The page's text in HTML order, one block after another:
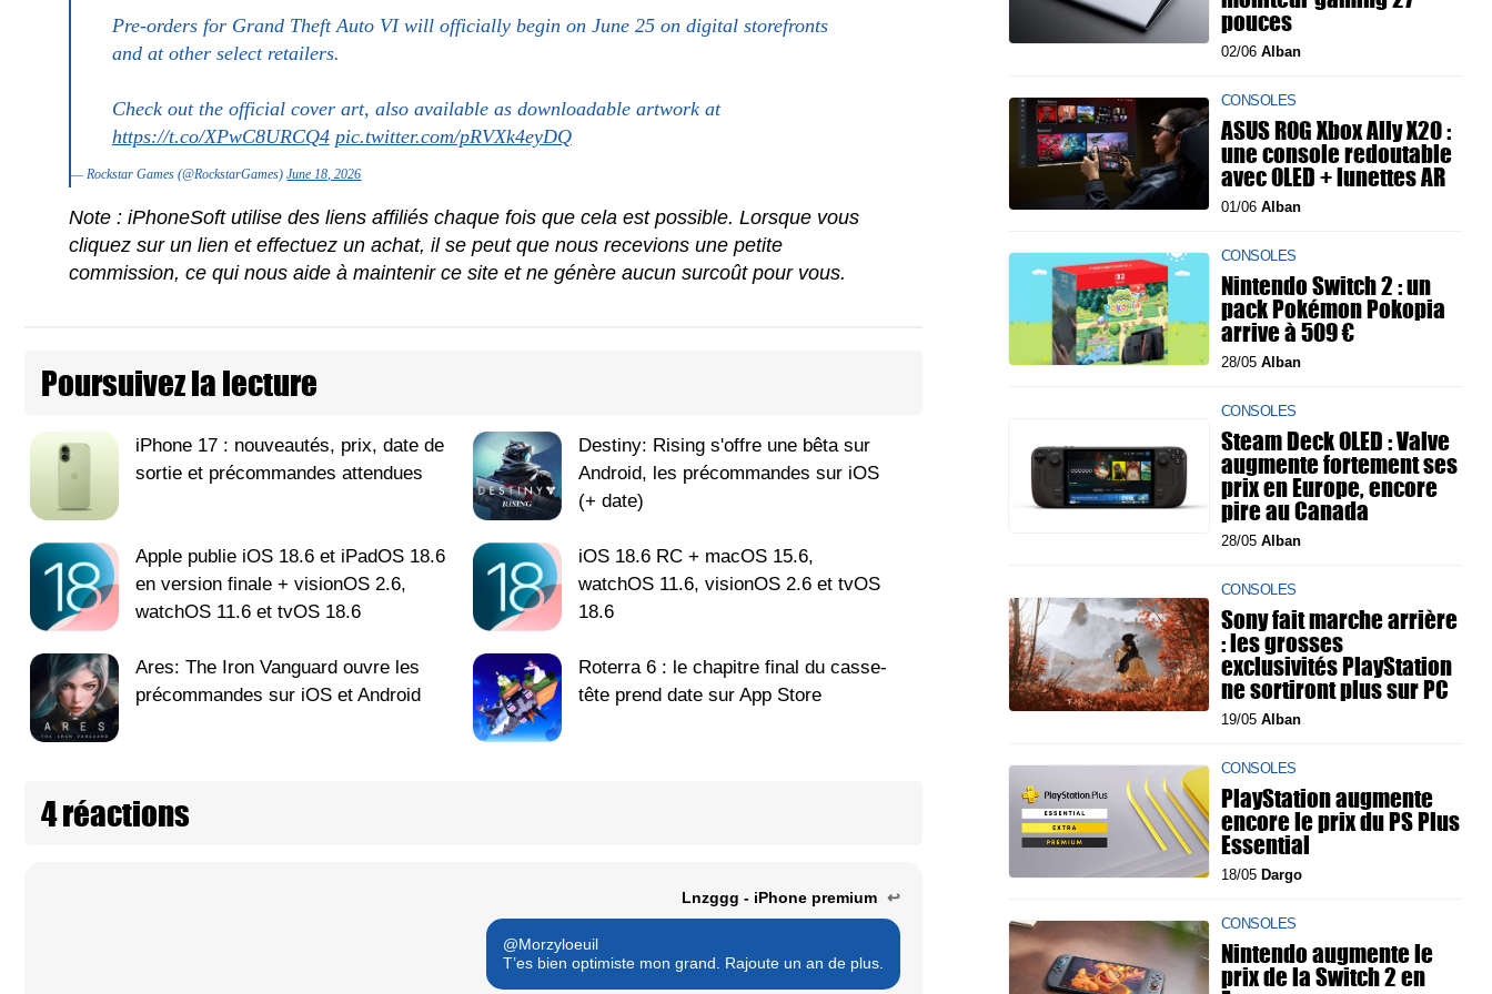
Pre-orders for Grand Theft Auto VI will officially begin on June 25 on digital storefronts
and at other select retailers.
Check out the official cover art, also available as downloadable artwork at
https://t.co/XPwC8URCQ4 pic.twitter.com/pRVXk4eyDQ
— Rockstar Games (@RockstarGames)June 18, 2026
Note : iPhoneSoft utilise des liens affiliés chaque fois que cela est possible. Lorsque vous
cliquez sur un lien et effectuez un achat, il se peut que nous recevions une petite
commission, ce qui nous aide à maintenir ce site et ne génère aucun surcoût pour vous.
Poursuivez la lecture
iPhone 17 : nouveautés, prix, date de
sortie et précommandes attendues
Destiny: Rising s'offre une bêta sur
Android, les précommandes sur iOS
(+ date)
Apple publie iOS 18.6 et iPadOS 18.6
en version finale + visionOS 2.6,
watchOS 11.6 et tvOS 18.6
iOS 18.6 RC + macOS 15.6,
watchOS 11.6, visionOS 2.6 et tvOS
18.6
Ares: The Iron Vanguard ouvre les
précommandes sur iOS et Android
Roterra 6 : le chapitre final du casse-
tête prend date sur App Store
4 réactions
Lnzggg - iPhone premium ↩
@Morzyloeuil
T’es bien optimiste mon grand. Rajoute un an de plus.
pouces
02/06 Alban
CONSOLES
ASUS ROG Xbox Ally X20 :
une console redoutable
avec OLED + lunettes AR
01/06 Alban
CONSOLES
Nintendo Switch 2 : un
pack Pokémon Pokopia
arrive à 509 €
28/05 Alban
CONSOLES
Steam Deck OLED : Valve
augmente fortement ses
prix en Europe, encore
pire au Canada
28/05 Alban
CONSOLES
Sony fait marche arrière
: les grosses
exclusivités PlayStation
ne sortiront plus sur PC
19/05 Alban
CONSOLES
PlayStation augmente
encore le prix du PS Plus
Essential
18/05 Dargo
CONSOLES
Nintendo augmente le
prix de la Switch 2 en